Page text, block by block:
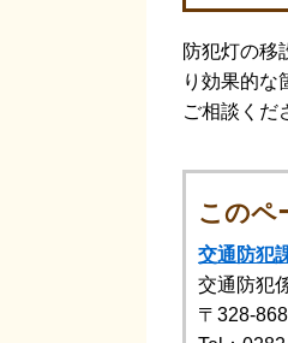
防犯灯の移
り効果的な
ご相談くだ
このペ
交通防犯
交通防犯
〒328-